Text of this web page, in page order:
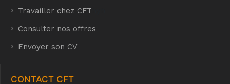
Travailler chez CFT
Consulter nos offres
Envoyer son CV
CONTACT CFT